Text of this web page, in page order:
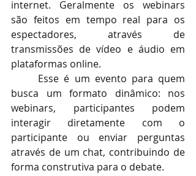
internet. Geralmente os webinars
são feitos em tempo real para os
espectadores, através de
transmissões de vídeo e áudio em
plataformas online.
Esse é um evento para quem
busca um formato dinâmico: nos
webinars, participantes podem
interagir diretamente com o
participante ou enviar perguntas
através de um chat, contribuindo de
forma construtiva para o debate.